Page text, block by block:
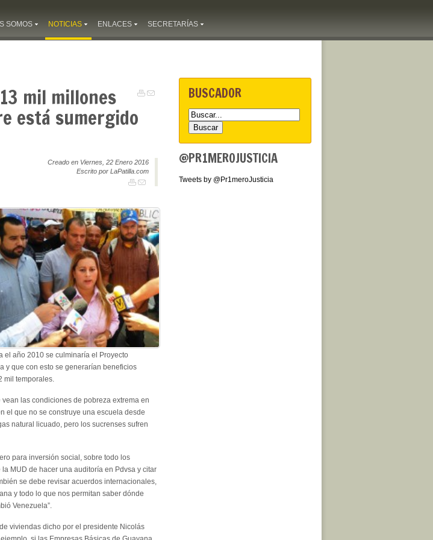
SOMOS NOTICIAS ENLACES SECRETARÍAS
mil millones
está sumergido
Creado en Viernes, 22 Enero 2016
Escrito por LaPatilla.com
el año 2010 se culminaría el Proyecto
y que con esto se generarían beneficios
mil temporales.
las condiciones de pobreza extrema en
el que no se construye una escuela desde
natural licuado, pero los sucrenses sufren
para inversión social, sobre todo los
MUD de hacer una auditoría en Pdvsa y citar
se debe revisar acuerdos internacionales,
y todo lo que nos permitan saber dónde
Venezuela”.
viviendas dicho por el presidente Nicolás
BUSCADOR
@PR1MEROJUSTICIA
Tweets by @Pr1meroJusticia